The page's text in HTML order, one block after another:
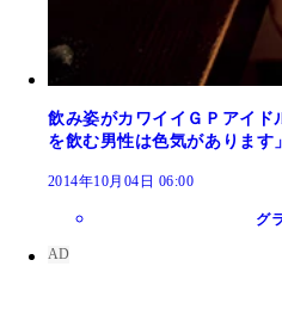
飲み姿がカワイイＧＰアイド
を飲む男性は色気があります」
2014年10月04日 06:00
グ